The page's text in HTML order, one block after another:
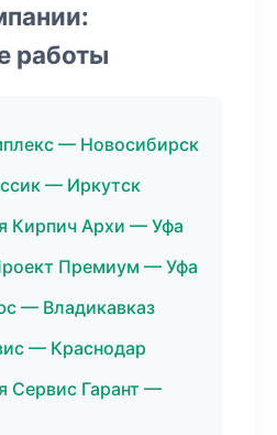
работы
— Новосибирск
— Иркутск
Кирпич Архи — Уфа
Премиум — Уфа
— Владикавказ
— Краснодар
Сервис Гарант —